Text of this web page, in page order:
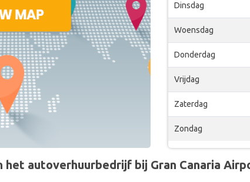
Dinsdag
Woensdag
Donderdag
Vrijdag
Zaterdag
Zondag
het autoverhuurbedrijf bij Gran Canaria